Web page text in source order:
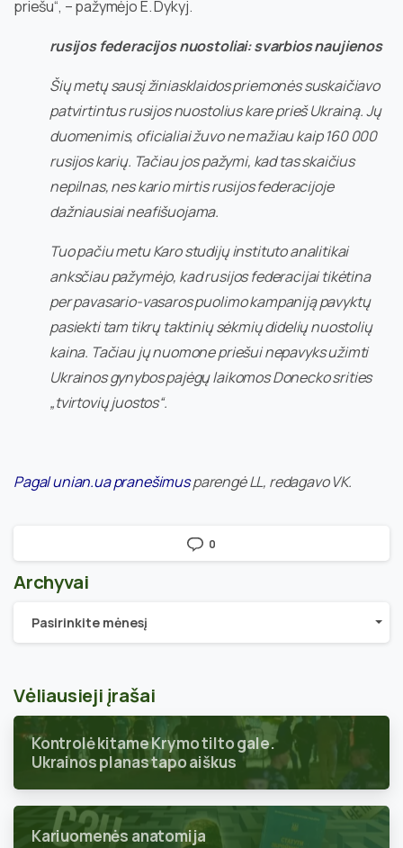
priešu“, – pažymėjo E. Dykyj.
rusijos federacijos nuostoliai: svarbios naujienos
Šių metų sausį žiniasklaidos priemonės suskaičiavo
patvirtintus rusijos nuostolius kare prieš Ukrainą. Jų
duomenimis, oficialiai žuvo ne mažiau kaip 160 000
rusijos karių. Tačiau jos pažymi, kad tas skaičius
nepilnas, nes kario mirtis rusijos federacijoje
dažniausiai neafišuojama.
Tuo pačiu metu Karo studijų instituto analitikai
anksčiau pažymėjo, kad rusijos federacijai tikėtina
per pavasario-vasaros puolimo kampaniją pavyktų
pasiekti tam tikrų taktinių sėkmių didelių nuostolių
kaina. Tačiau jų nuomone priešui nepavyks užimti
Ukrainos gynybos pajėgų laikomos Donecko srities
„tvirtovių juostos“.
Pagal unian.ua pranešimusparengė LL, redagavo VK.
0
Archyvai
Archyvai
Pasirinkite mėnesį
Vėliausieji įrašai
Kontrolė kitame Krymo tilto gale.
Ukrainos planas tapo aiškus
Kariuomenės anatomija